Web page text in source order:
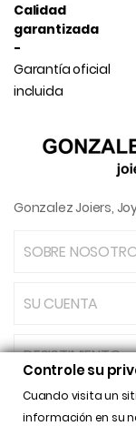
Calidad
garantizada
-
Garantía oficial
incluida
Gonzalez Joiers,
SOBRE
SU CUENTA
DESISTIMIENTO
INFORMACIÓN
Controle su
Cuando visita un
información en su